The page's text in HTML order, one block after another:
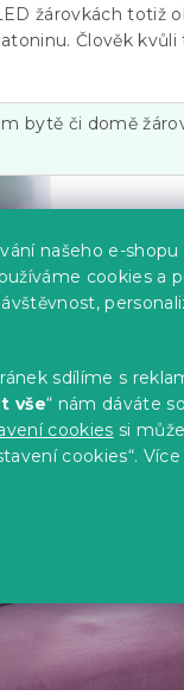
našeho e-
cookies a
sdílíme s
vše“ nám dáváte
cookies si
cookies“.
žárovkách totiž
Člověk kvůli
bytě či domě